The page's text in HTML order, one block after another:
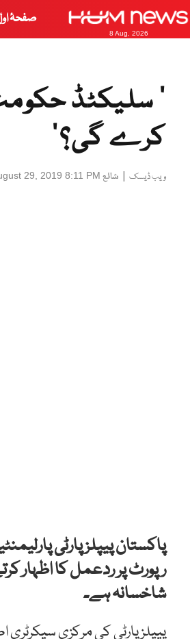
8 Aug, 2026
صفحۂ
کرے گی؟‘
ویب ڈیسک | شائع 29, 2019 8:11 PM
پاکستان پیپلز پارٹی
رپورٹ پر ردعمل کا اظہار
شاخسانہ ہے۔